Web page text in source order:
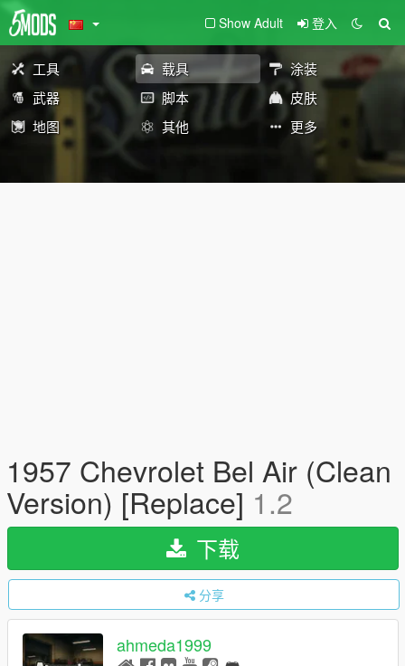
Show Adult 登入
工具 载具
涂装
武器
脚本
皮肤
地图
其他 更多
1957 Chevrolet Bel Air (Clean
Version) [Replace] 1.2
下载
分享
ahmeda1999